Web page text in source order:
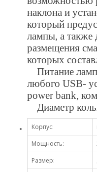
наклона и
который
лампы, а также
размещения
которых
Питание
любого USB-
power bank,
Диаметр
Корпус:
Мощность:
Размер: